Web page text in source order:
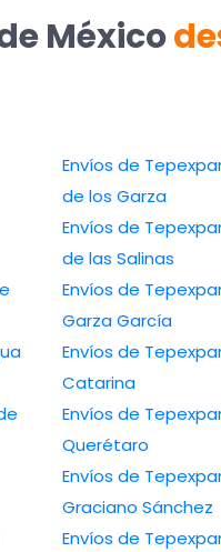
México
Envíos de
de los Garza
Envíos de
de las Salinas
Envíos de
Garza García
Envíos de
Catarina
Envíos de
Querétaro
Envíos de
Graciano Sánchez
Envíos de